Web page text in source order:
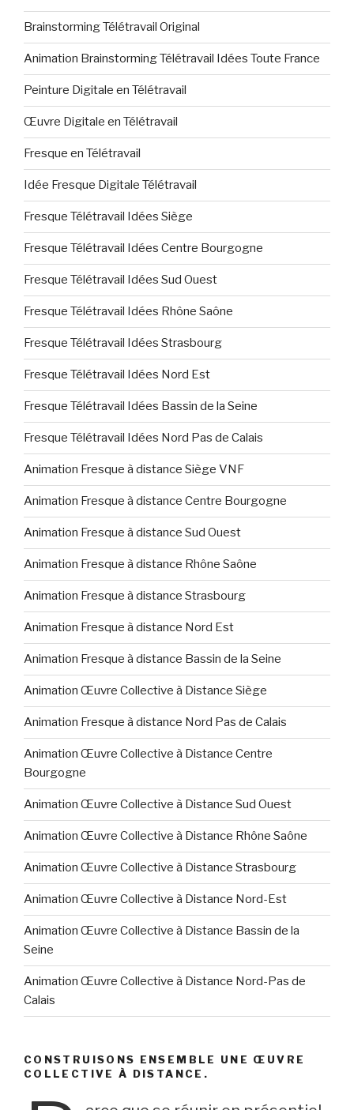
Brainstorming Télétravail Original
Animation Brainstorming Télétravail Idées Toute France
Peinture Digitale en Télétravail
Œuvre Digitale en Télétravail
Fresque en Télétravail
Idée Fresque Digitale Télétravail
Fresque Télétravail Idées Siège
Fresque Télétravail Idées Centre Bourgogne
Fresque Télétravail Idées Sud Ouest
Fresque Télétravail Idées Rhône Saône
Fresque Télétravail Idées Strasbourg
Fresque Télétravail Idées Nord Est
Fresque Télétravail Idées Bassin de la Seine
Fresque Télétravail Idées Nord Pas de Calais
Animation Fresque à distance Siège VNF
Animation Fresque à distance Centre Bourgogne
Animation Fresque à distance Sud Ouest
Animation Fresque à distance Rhône Saône
Animation Fresque à distance Strasbourg
Animation Fresque à distance Nord Est
Animation Fresque à distance Bassin de la Seine
Animation Œuvre Collective à Distance Siège
Animation Fresque à distance Nord Pas de Calais
Animation Œuvre Collective à Distance Centre
Bourgogne
Animation Œuvre Collective à Distance Sud Ouest
Animation Œuvre Collective à Distance Rhône Saône
Animation Œuvre Collective à Distance Strasbourg
Animation Œuvre Collective à Distance Nord-Est
Animation Œuvre Collective à Distance Bassin de la
Seine
Animation Œuvre Collective à Distance Nord-Pas de
Calais
CONSTRUISONS ENSEMBLE UNE ŒUVRE
COLLECTIVE À DISTANCE.